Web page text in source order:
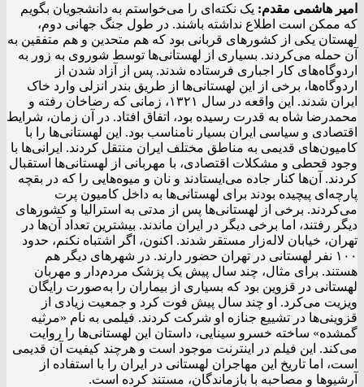
امیر هاشمی مقدم: یک نکته‌ای را می‌خواستم به دانشجویان بگویم
که ممکن است اطلاع نداشته باشند. در طول جنگ جهانی دوم،
لهستان یکی از کشورهای قربانی بود که هم متحدین و هم متفقین به
آن حمله می‌کردند. بسیاری از لهستانی‌ها توسط شوروی به زور به
اردوگاه‌های کار اجباری فرستاده شدند. پس از آزاد شدن از
اردوگاه‌ها، برخی از این لهستانی‌ها از طریق بندر انزلی وارد خاک
ایران شدند. این واقعه در سال ۱۳۲۱، زمانی که رضاخان رفته و
محمدرضا شاه به قدرت رسیده بود، اتفاق افتاد. در آن زمان، شرایط
اقتصادی و سیاسی ایران بسیار نامناسب بود. این لهستانی‌ها را با
کامیون‌های قدیمی به مناطق مختلف ایران منتقل کردند. ایرانی‌ها با
وجود قحطی و مشکلات اقتصادی، با مهربانی از لهستانی‌ها استقبال
کردند. آن‌ها کنار جاده می‌ایستادند و نان و میوه‌هایی را که در بقچه
پارچه‌ای پیچیده بودند برای لهستانی‌ها به داخل کامیون پرت
می‌کردند. برخی از لهستانی‌ها پس از مدتی به استرالیا و کشورهای
دیگر رفتند، اما برخی دیگر در ایران ماندند. بیشترین تعداد آن‌ها در
تهران، خیابان لاله‌زار مستقر شدند. اکنون، اگر اشتباه نکنم، حدود
۱۰۰ نفر لهستانی در تهران حضور دارند. در شهرهای دیگر هم
هستند. برای مثال، چند سال پیش یک پزشک مردم‌دار و مهربان
لهستانی در قزوین بود که بسیاری از بیماران را به‌صورت رایگان
ویزیت می‌کرد. او چند سال پیش فوت کرد و جمعیت زیادی از
قزوینی‌ها در تشییع جنازه او شرکت کردند. فیلمی به نام «مرثیه
گمشده» ساخته خسرو سینایی، داستان این لهستانی‌ها را روایت
می‌کند. این فیلم در اینترنت موجود است و هرچند کیفیت آن قدیمی
است، اما تاریخ این مهاجران لهستانی در ایران را با استفاده از
آرشیوها و مصاحبه با بازماندگان، مستند کرده است.